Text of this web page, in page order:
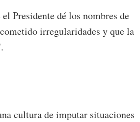
Presidente dé los nombres de
irregularidades y que la
cultura de imputar situaciones